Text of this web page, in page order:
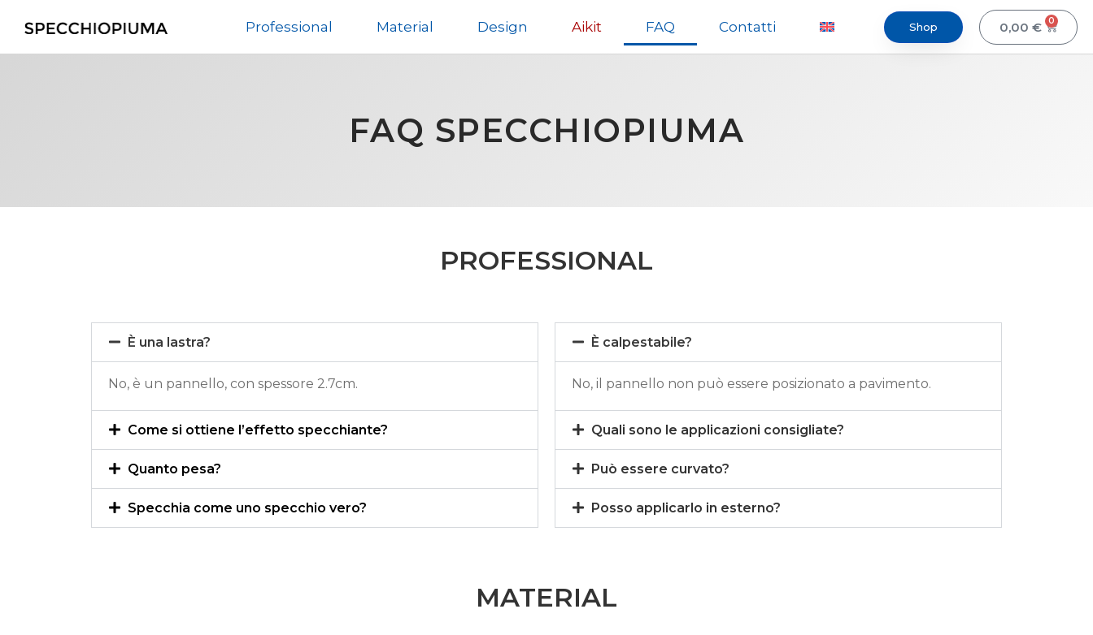
Professional Material Design Aikit FAQ Contatti Shop 0,00 € 0
FAQ SPECCHIOPIUMA
PROFESSIONAL
È una lastra?
No, è un pannello, con spessore 2.7cm.
Come si ottiene l’effetto specchiante?
Quanto pesa?
Specchia come uno specchio vero?
È calpestabile?
No, il pannello non può essere posizionato a pavimento.
Quali sono le applicazioni consigliate?
Può essere curvato?
Posso applicarlo in esterno?
MATERIAL